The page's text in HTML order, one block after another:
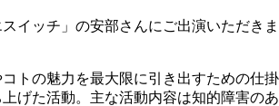
イッチ」の安部さんにご出演いただきま
トの魅力を最大限に引き出すための仕掛
げた活動。主な活動内容は知的障害のあ